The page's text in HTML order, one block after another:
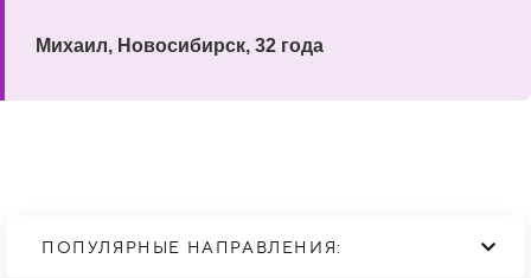
Михаил, Новосибирск, 32 года
ПОПУЛЯРНЫЕ НАПРАВЛЕНИЯ: